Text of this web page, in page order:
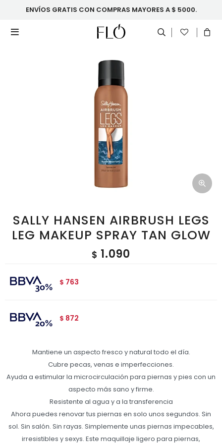
ENVÍOS GRATIS CON COMPRAS MAYORES A $ 5000.

SALLY HANSEN AIRBRUSH LEGS
LEG MAKEUP SPRAY TAN GLOW
$ 1.090
$ 763
$ 872
Mantiene un aspecto fresco y natural todo el día.
Cubre pecas, venas e imperfecciones.
Ayuda a estimular la microcirculación para piernas y pies con un
aspecto más sano y firme.
Resistente al agua y a la transferencia
Ahora puedes renovar tus piernas en solo unos segundos. Sin
sol. Sin salón. Sin rayas. Simplemente unas piernas impecables,
irresistibles y sexys. Este maquillaje ligero para piernas,